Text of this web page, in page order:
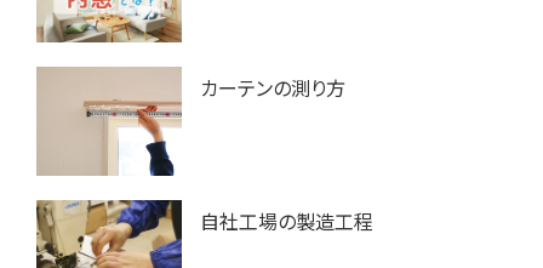
カーテンの測り方
自社工場の製造工程